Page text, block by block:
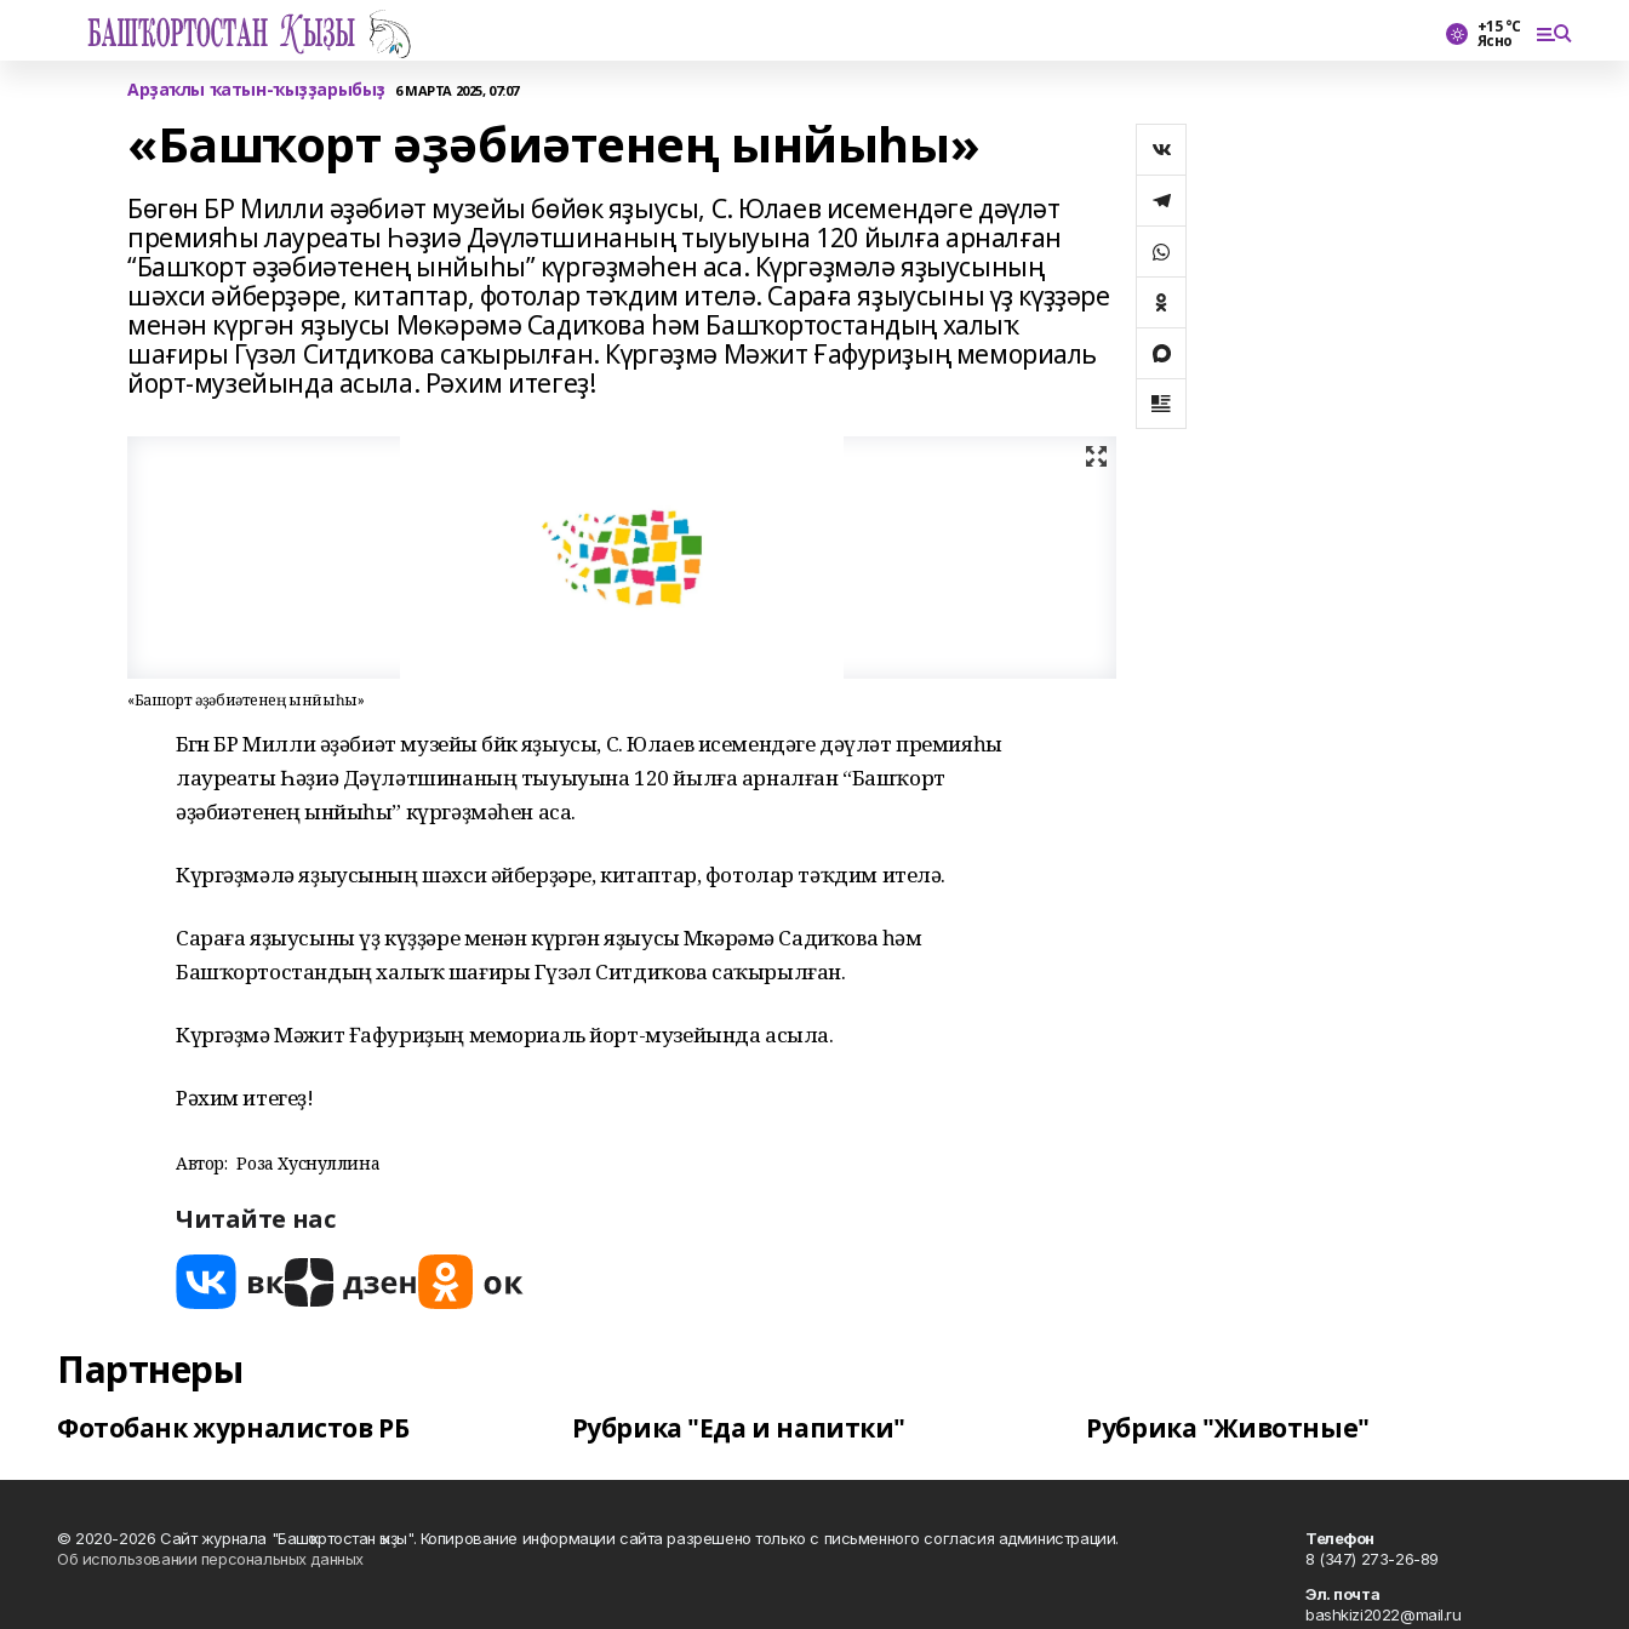
+15 °С
Ясно
Арҙаҡлы ҡатын-ҡыҙҙарыбыҙ 6 МАРТА 2025, 07:07
«Башҡорт әҙәбиәтенең ынйыһы»
Бөгөн БР Милли әҙәбиәт музейы бөйөк яҙыусы, С. Юлаев исемендәге дәүләт
премияһы лауреаты Һәҙиә Дәүләтшинаның тыуыуына 120 йылға арналған
“Башҡорт әҙәбиәтенең ынйыһы” күргәҙмәһен аса. Күргәҙмәлә яҙыусының
шәхси әйберҙәре, китаптар, фотолар тәҡдим ителә. Сараға яҙыусыны үҙ күҙҙәре
менән күргән яҙыусы Мөкәрәмә Садиҡова һәм Башҡортостандың халыҡ
шағиры Гүзәл Ситдиҡова саҡырылған. Күргәҙмә Мәжит Ғафуриҙың мемориаль
йорт-музейында асыла. Рәхим итегеҙ!
«Башҡорт әҙәбиәтенең ынйыһы»
Бөгөн БР Милли әҙәбиәт музейы бөйөк яҙыусы, С. Юлаев исемендәге дәүләт премияһы
лауреаты Һәҙиә Дәүләтшинаның тыуыуына 120 йылға арналған “Башҡорт
әҙәбиәтенең ынйыһы” күргәҙмәһен аса.
Күргәҙмәлә яҙыусының шәхси әйберҙәре, китаптар, фотолар тәҡдим ителә.
Сараға яҙыусыны үҙ күҙҙәре менән күргән яҙыусы Мөкәрәмә Садиҡова һәм
Башҡортостандың халыҡ шағиры Гүзәл Ситдиҡова саҡырылған.
Күргәҙмә Мәжит Ғафуриҙың мемориаль йорт-музейында асыла.
Рәхим итегеҙ!
Автор: Роза Хуснуллина
Читайте нас
Партнеры
Фотобанк журналистов РБ Рубрика "Еда и напитки" Рубрика "Животные"
© 2020-2026 Сайт журнала "Башҡортостан ҡыҙы". Копирование информации сайта разрешено только с письменного согласия администрации.
Об использовании персональных данных
Телефон
8 (347) 273-26-89
Эл. почта
bashkizi2022@mail.ru